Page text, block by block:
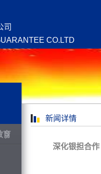
司
CO.LTD
育
新闻详情
深化银担合